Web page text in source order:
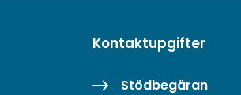
Kontaktupgifter
Stödbegäran